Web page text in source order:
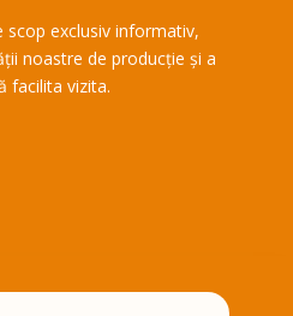
scop exclusiv informativ,
noastre de producție și a
facilita vizita.